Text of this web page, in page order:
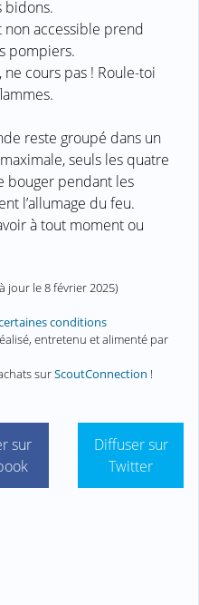
bidons.
accessible prend
pompiers.
cours pas ! Roule-toi
reste groupé dans un
seuls les quatre
bouger pendant les
l’allumage du feu.
à tout moment ou
jour le8 février 2025)
conditions
entretenu et alimenté par
surScoutConnection !
sur
Diffuser sur
Twitter